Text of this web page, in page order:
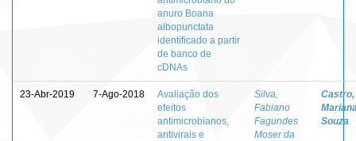
anuro Boana
albopunctata
identificado a partir
de banco de
cDNAs
23-Abr-2019 7-Ago-2018
Avaliação dos
efeitos
antimicrobianos,
antivirais e
Silva,
Fabiano
Fagundes
Moser da
Castro,
Souza